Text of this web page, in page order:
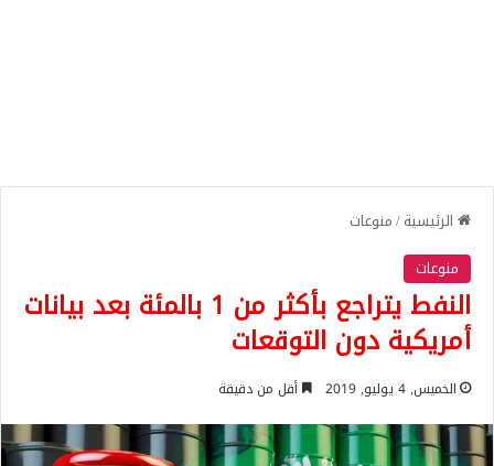
الرئيسية/منوعات
منوعات
النفط يتراجع بأكثر من 1 بالمئة بعد بيانات
أمريكية دون التوقعات
الخميس, 4 يوليو, 2019 أقل من دقيقة